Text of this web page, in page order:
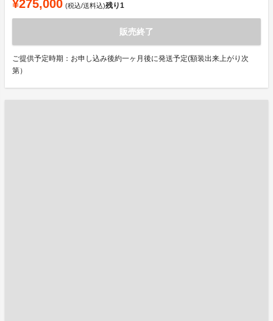
¥275,000 (税込/送料込)残り1
販売終了
ご提供予定時期：お申し込み後約一ヶ月後に発送予定(額装出来上がり次
第）